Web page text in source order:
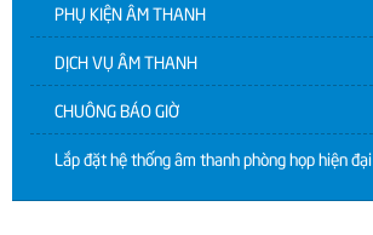
PHỤ KIỆN ÂM THANH
DỊCH VỤ ÂM THANH
CHUÔNG BÁO GIỜ
Lắp đặt hệ thống âm thanh phòng họp hiện đại